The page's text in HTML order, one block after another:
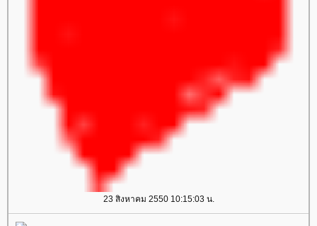
23 สิงหาคม 2550 10:15:03 น.